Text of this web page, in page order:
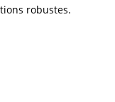
robustes.